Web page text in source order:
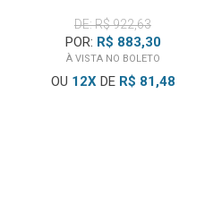
DE: R$ 922,63
POR: R$ 883,30
À VISTA NO BOLETO
OU 12XDE R$ 81,48